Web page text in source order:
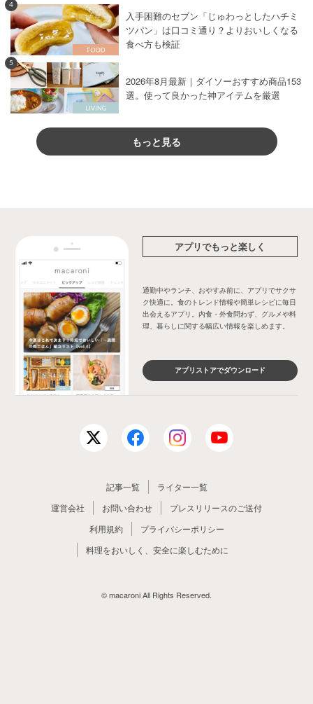
4
入手困難のセブン「じゅわっとしたハチミ
ツパン」は口コミ通り？よりおいしくなる
食べ方も検証
5
2026年8月最新｜ダイソーおすすめ商品153
選。使って良かった神アイテムを厳選
もっと見る
アプリでもっと楽しく
通勤中やランチ、おやすみ前に、アプリでサクサ
ク快適に。食のトレンド情報や簡単レシピに毎日
出会えるアプリ。内食・外食問わず、グルメや料
理、暮らしに関する幅広い情報を楽しめます。
アプリストアでダウンロード
記事一覧
ライター一覧
運営会社
お問い合わせ
プレスリリースのご送付
利用規約
プライバシーポリシー
料理をおいしく、安全に楽しむために
© macaroni All Rights Reserved.